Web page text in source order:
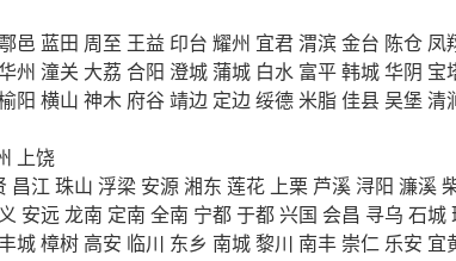
邑 蓝田 周至 王益 印台 耀州 宜君渭滨金台 陈仓 凤
州 潼关 大荔 合阳 澄城蒲城 白水 富平韩城华阴 宝
阳 横山 神木 府谷靖边 定边绥德 米脂佳县吴堡 清
上饶
昌江 珠山 浮梁 安源湘东 莲花 上栗 芦溪 浔阳 濂溪
安远 龙南 定南 全南 宁都于都兴国 会昌 寻乌 石城
城樟树 高安 临川 东乡 南城黎川 南丰 崇仁 乐安 宜